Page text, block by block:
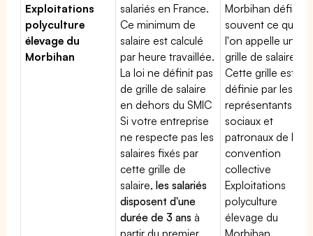
Exploitations
polyculture
élevage du
Morbihan
salariés en France.
Ce minimum de
salaire est calculé
par heure travaillée.
La loi ne définit pas
de grille de salaire
en dehors du SMIC
Si votre entreprise
ne respecte pas les
salaires fixés par
cette grille de
salaire,les salariés
disposent d'une
durée de 3 ans à
partir du premier
Morbihan définit
souvent ce que
l'on appelle une
grille de salaires.
Cette grille est
définie par les
représentants
sociaux et
patronaux de la
convention
collective
Exploitations
polyculture
élevage du
Morbihan